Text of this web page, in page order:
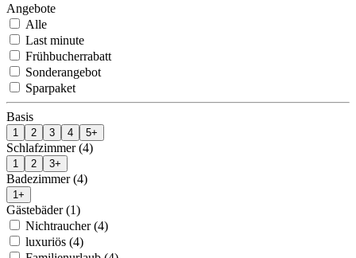
Angebote
Alle
Last minute
Frühbucherrabatt
Sonderangebot
Sparpaket
Basis
1 2 3 4 5+
Schlafzimmer (4)
1 2 3+
Badezimmer (4)
1+
Gästebäder (1)
Nichtraucher (4)
luxuriös (4)